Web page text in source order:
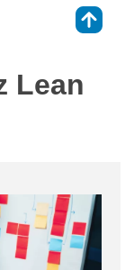
Lean